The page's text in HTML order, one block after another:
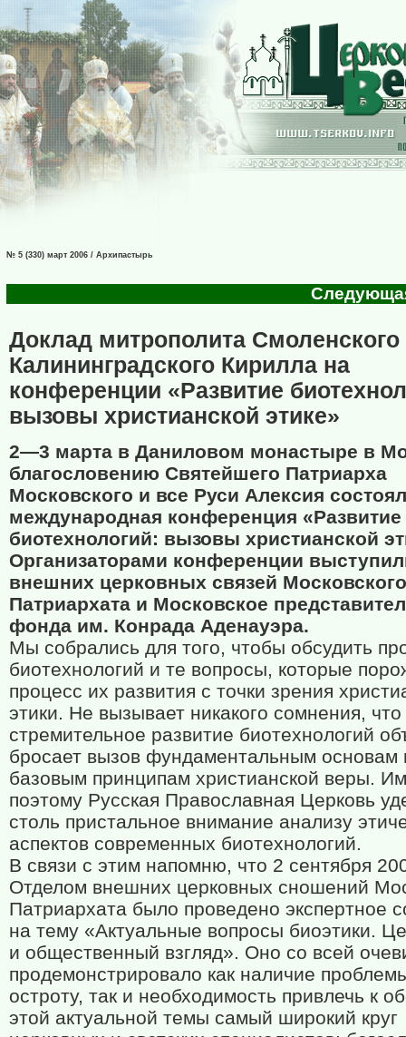
№ 5 (330) март 2006 / Архипастырь
Доклад митрополита Смоленского
Калининградского Кирилла на
конференции «Развитие
вызовы христианской этике»
2—3 марта в Даниловом монастыре в
благословению Святейшего Патриарха
Московского и все Руси Алексия
международная конференция «Развитие
биотехнологий: вызовы христианской
Организаторами конференции
внешних церковных связей Московского
Патриархата и Московское
фонда им. Конрада Аденауэра.
Мы собрались для того, чтобы обсудить
биотехнологий и те вопросы, которые
процесс их развития с точки зрения
этики. Не вызывает никакого сомнения, что
стремительное развитие биотехнологий
бросает вызов фундаментальным основам
базовым принципам христианской веры.
поэтому Русская Православная Церковь
столь пристальное внимание анализу
аспектов современных биотехнологий.
В связи с этим напомню, что 2 сентября
Отделом внешних церковных сношений
Патриархата было проведено экспертное
на тему «Актуальные вопросы биоэтики.
и общественный взгляд». Оно со всей
продемонстрировало как наличие
остроту, так и необходимость привлечь к
этой актуальной темы самый широкий круг